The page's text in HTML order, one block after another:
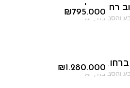
₪795.000
רחוב מילוס
והסביבה ,
AF
₪1.280.000
נחום גוטמן
והסביבה ,
AF